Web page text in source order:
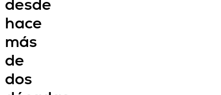
desde
hace
más
de
dos